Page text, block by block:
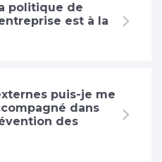
politique de
est à la
puis-je me
dans
des